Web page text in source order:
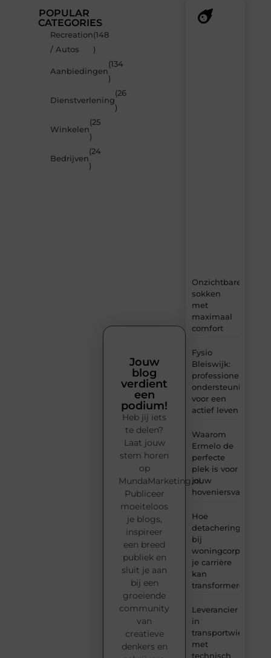
POPULAR
CATEGORIES
Recreation
/ Autos
(148
)
Aanbiedingen
(134
)
Dienstverlening
(26
)
Winkelen
(25
)
Bedrijven
(24
)
Onzichtbare
sokken
met
maximaal
comfort
Fysio
Bleiswijk:
professionele
ondersteuning
voor een
actief leven
Waarom
Ermelo de
perfecte
plek is voor
jouw
Hoe
detachering
bij
woningcorporaties
je carrière
kan
transformeren
Leverancier
in
transportwielen
met
technisch
Jouw
blog
verdient
een
podium!
Heb jij iets
te delen?
Laat jouw
stem horen
op
MundaMarketing.nl.
Publiceer
moeiteloos
je blogs,
inspireer
een breed
publiek en
sluit je aan
bij een
groeiende
community
van
creatieve
denkers en